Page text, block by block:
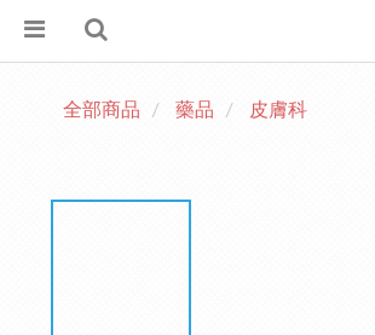
全部商品 藥品 皮膚科